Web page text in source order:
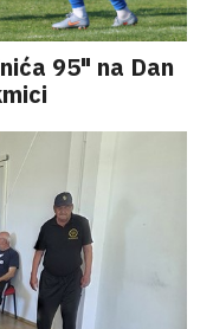
95" na Dan